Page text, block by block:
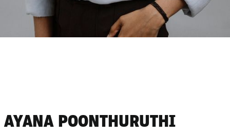
AYANA POONTHURUTHI